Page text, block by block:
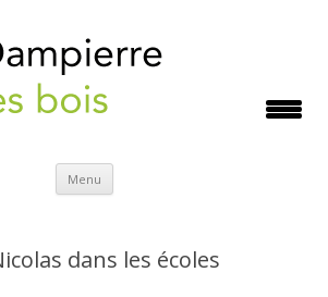
Menu Aller
contenu
dans les écoles